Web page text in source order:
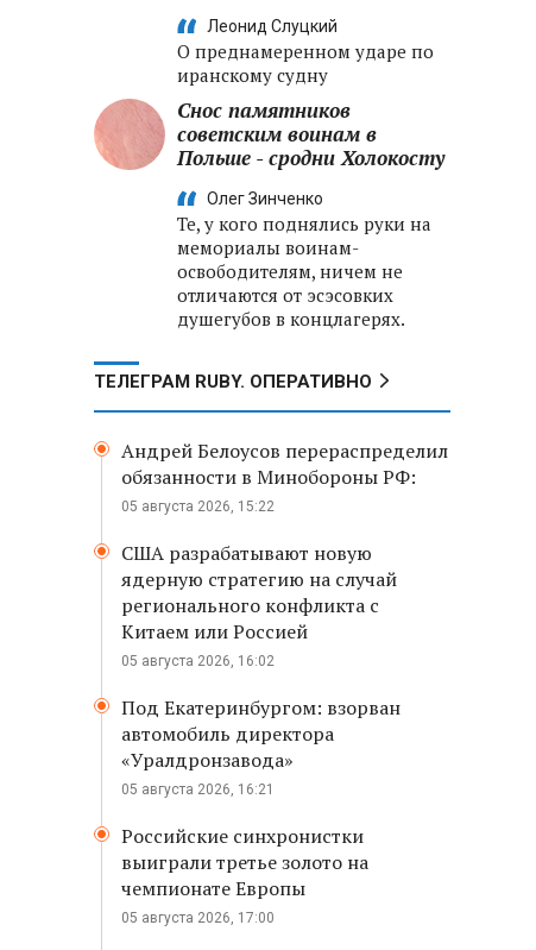
Леонид Слуцкий
О преднамеренном ударе по
иранскому судну
Снос памятников
советским воинам в
Польше - сродни Холокосту
Олег Зинченко
Те, у кого поднялись руки на
мемориалы воинам-
освободителям, ничем не
отличаются от эсэсовких
душегубов в концлагерях.
ТЕЛЕГРАМ RUBY. ОПЕРАТИВНО
Андрей Белоусов перераспределил
обязанности в Минобороны РФ:
05 августа 2026, 15:22
США разрабатывают новую
ядерную стратегию на случай
регионального конфликта с
Китаем или Россией
05 августа 2026, 16:02
Под Екатеринбургом: взорван
автомобиль директора
«Уралдронзавода»
05 августа 2026, 16:21
Российские синхронистки
выиграли третье золото на
чемпионате Европы
05 августа 2026, 17:00